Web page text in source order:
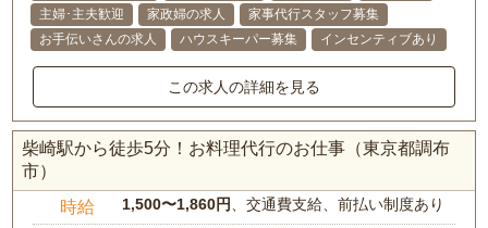
主婦･主夫歓迎
家政婦の求人
家事代行スタッフ募集
お手伝いさんの求人
ハウスキーパー募集 インセンティブあり
この求人の詳細を見る
柴崎駅から徒歩5分！お料理代行のお仕事（東京都調布
市）
時給 1,500〜1,860円 、交通費支給、前払い制度あり